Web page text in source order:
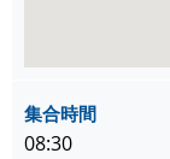
集合時間
08:30